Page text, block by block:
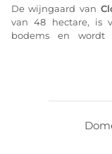
De wijngaard van
van 48 hectare, is
bodems en wordt
, die
gemaakt in een
Châteauneuf-du-